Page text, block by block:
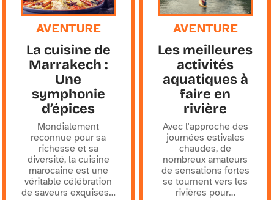
AVENTURE
La cuisine de
Marrakech :
Une
symphonie
d’épices
Mondialement
reconnue pour sa
richesse et sa
diversité, la cuisine
marocaine est une
véritable célébration
de saveurs exquises…
AVENTURE
Les meilleures
activités
aquatiques à
faire en
rivière
Avec l'approche des
journées estivales
chaudes, de
nombreux amateurs
de sensations fortes
se tournent vers les
rivières pour…